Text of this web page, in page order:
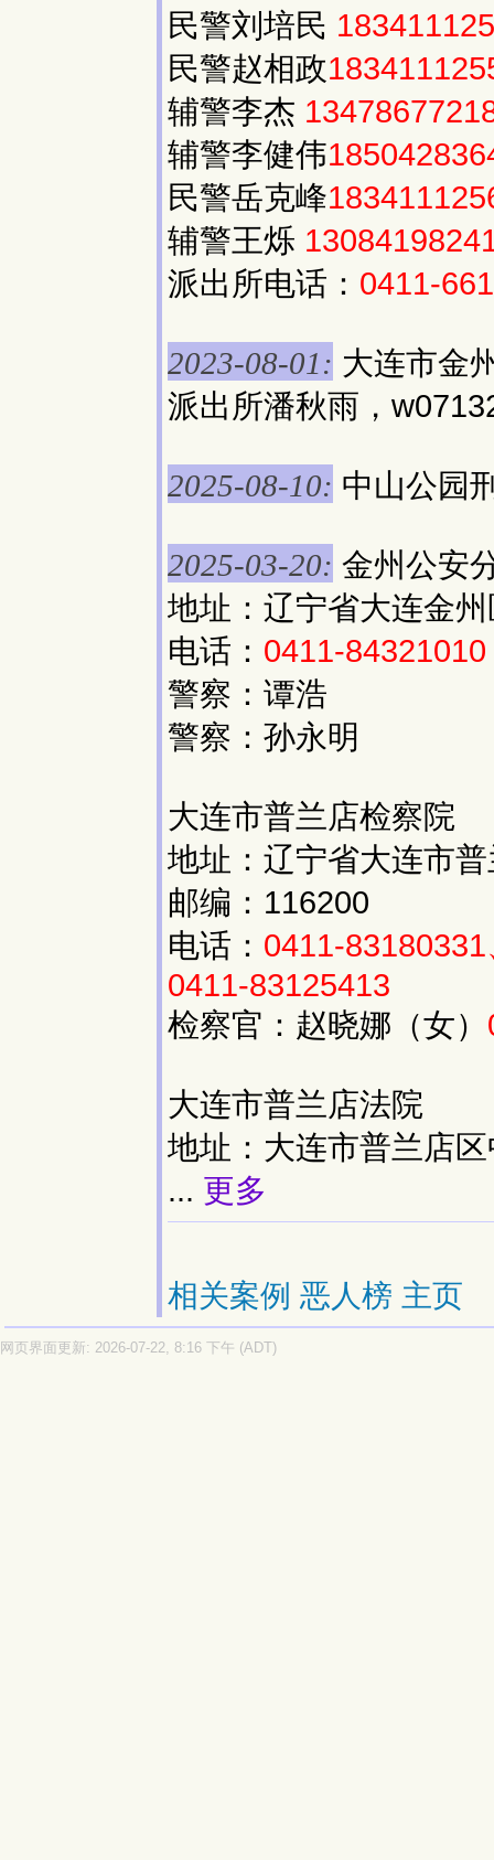
民警刘培民
民警赵相政
辅警李杰
辅警李健伟
民警岳克峰
辅警王烁
派出所电话： 0411-
2023-08-01: 大连市金
派出所潘秋雨，
2025-08-10: 中山公园
2025-03-20: 金州公安
地址：辽宁省大连金
电话： 0411-84321010
警察：谭浩
警察：孙永明
大连市普兰店检察院
地址：辽宁省大连市
邮编：116200
电话： 0411-
0411-83125413
检察官：赵晓娜（女）
大连市普兰店法院
地址：大连市普兰店
... 更多
相关案例 恶人榜 主页
网页界面更新: 2026-07-22, 8:16 下午 (ADT)